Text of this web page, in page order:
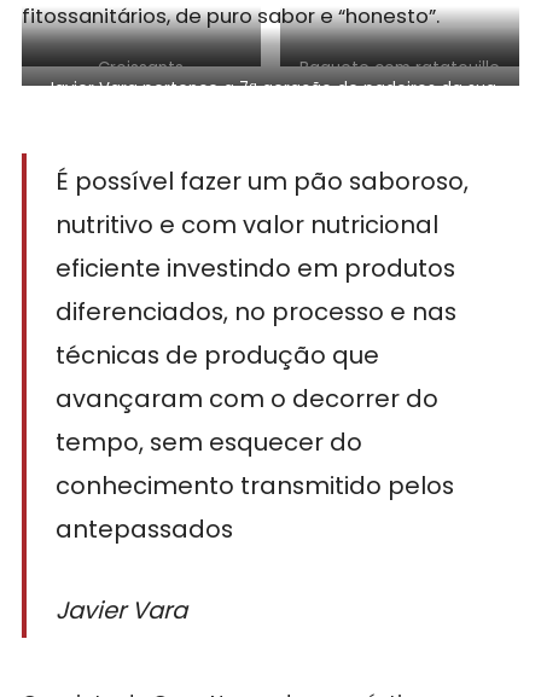
fitossanitários, de puro sabor e “honesto”.
Croissants
Baguete com ratatouille
Javier Vara pertence a 7ª geração de padeiros da sua
É possível fazer um pão saboroso,
nutritivo e com valor nutricional
eficiente investindo em produtos
diferenciados, no processo e nas
técnicas de produção que
avançaram com o decorrer do
tempo, sem esquecer do
conhecimento transmitido pelos
antepassados
Javier Vara